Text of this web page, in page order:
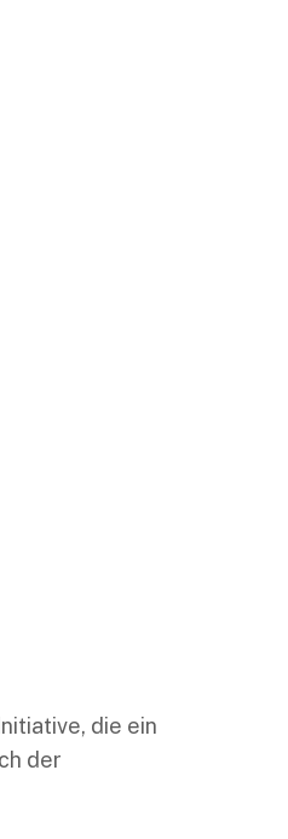
die ein
der